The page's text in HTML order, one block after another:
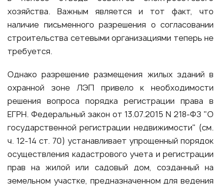
хозяйства. Важным является и тот факт, что
наличие письменного разрешения о согласовании
строительства сетевыми организациями теперь не
требуется.
Однако разрешение размещения жилых зданий в
охранной зоне ЛЭП привело к необходимости
решения вопроса порядка регистрации права в
ЕГРН. Федеральный закон от 13.07.2015 N 218-ФЗ "О
государственной регистрации недвижимости" (см.
ч. 12-14 ст. 70) устанавливает упрощенный порядок
осуществления кадастрового учета и регистрации
прав на жилой или садовый дом, созданный на
земельном участке, предназначенном для ведения